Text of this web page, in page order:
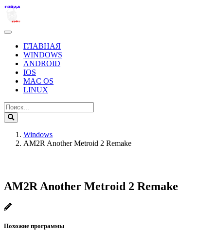
ГЛАВНАЯ
WINDOWS
ANDROID
IOS
MAC OS
LINUX
Windows
AM2R Another Metroid 2 Remake
AM2R Another Metroid 2 Remake
Похожие программы